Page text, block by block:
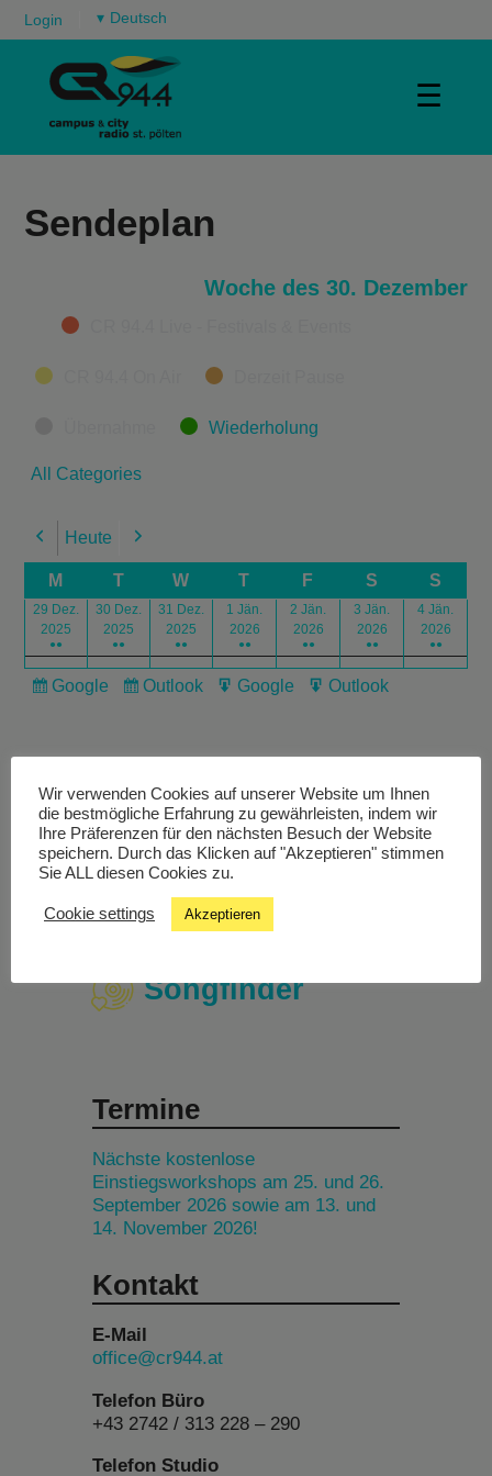
Login ▾
☰
Sendeplan
Woche des 30. Dezember
Categories
Wiederholung
All Categories
Previous
Heute Next
M T W T F S S
29 Dez.
2025
●●
30 Dez.
2025
●●
31 Dez.
2025
●●
1 Jän.
2026
●●
2 Jän.
2026
●●
3 Jän.
2026
●●
4 Jän.
2026
●●
Subscribe
Google
Subscribe
Outlook
Export
Google
Export
Outlook
Livestream
Studiochat
Songfinder
Termine
Nächste kostenlose
Einstiegsworkshops am 25. und 26.
September 2026 sowie am 13. und
14. November 2026!
Kontakt
E-Mail
office@cr944.at
Telefon Büro
+43 2742 / 313 228 – 290
Telefon Studio
Wir verwenden Cookies auf unserer Website um Ihnen
die bestmögliche Erfahrung zu gewährleisten, indem wir
Ihre Präferenzen für den nächsten Besuch der Website
speichern. Durch das Klicken auf "Akzeptieren" stimmen
Sie ALL diesen Cookies zu.
Cookie settings Akzeptieren